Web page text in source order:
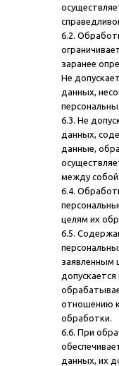
6.2.
заранее
Не
данных,
6.3. Не
данных,
данные,
между собой.
6.4.
целям их
6.5.
заявленным
отношению
обработки.
6.6. При
данных, их